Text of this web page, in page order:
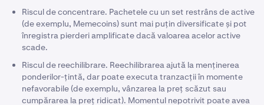
Riscul de concentrare. Pachetele cu un set restrâns de active
(de exemplu, Memecoins) sunt mai puțin diversificate și pot
înregistra pierderi amplificate dacă valoarea acelor active
scade.
Riscul de reechilibrare. Reechilibrarea ajută la menținerea
ponderilor-țintă, dar poate executa tranzacții în momente
nefavorabile (de exemplu, vânzarea la preț scăzut sau
cumpărarea la preț ridicat). Momentul nepotrivit poate avea